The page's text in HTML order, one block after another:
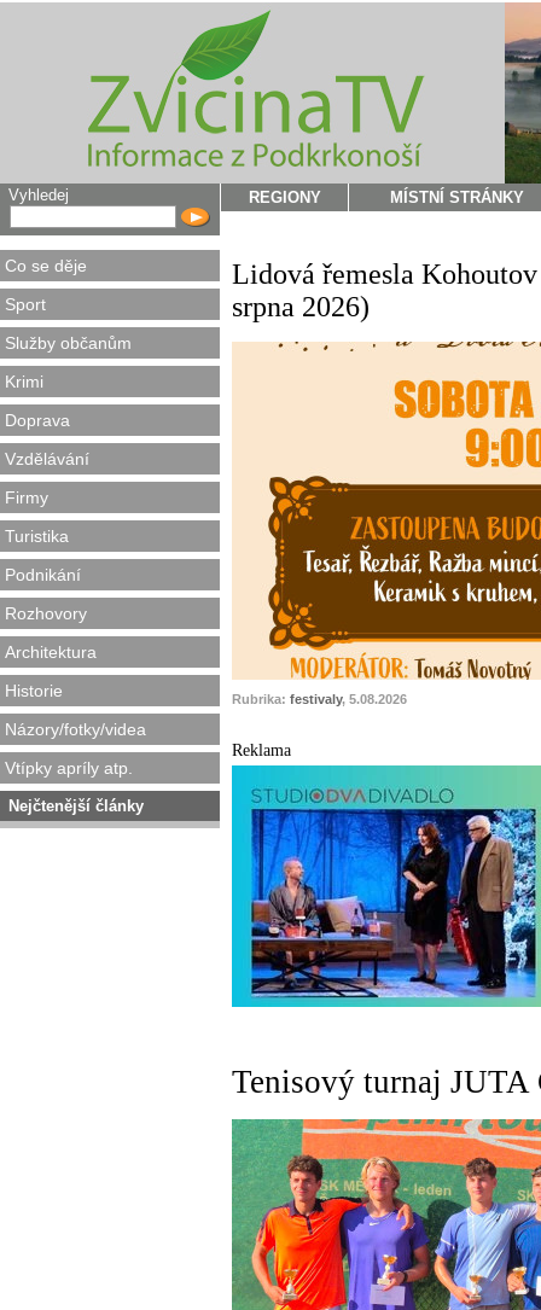
Vyhledej
Co se děje
Sport
Služby občanům
Krimi
Doprava
Vzdělávání
Firmy
Turistika
Podnikání
Rozhovory
Architektura
Historie
Názory/fotky/videa
Vtípky apríly atp.
Nejčtenější články
REGIONY MÍSTNÍ STRÁNKY
Lidová řemesla
srpna 2026)
Rubrika: festivaly, 5.08.2026
Reklama
Tenisový turnaj JUTA